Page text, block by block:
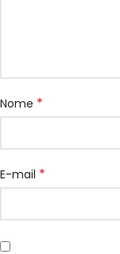
Nome *
E-mail *